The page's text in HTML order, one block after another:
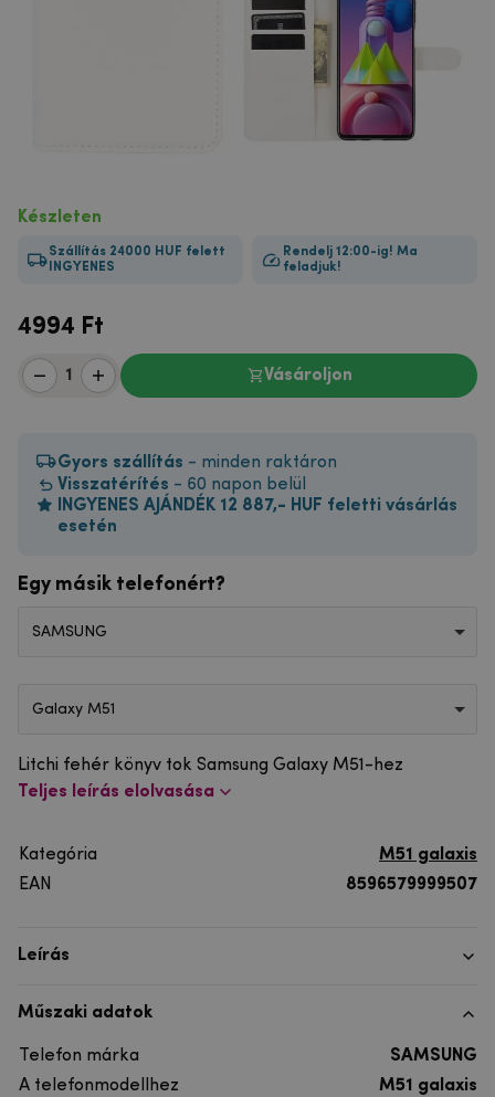
Készleten
Szállítás 24000 HUF felett
INGYENES
Rendelj 12:00-ig! Ma
feladjuk!
4994 Ft
Vásároljon
Gyors szállítás - minden raktáron
Visszatérítés - 60 napon belül
INGYENES AJÁNDÉK 12 887,- HUF feletti vásárlás
esetén
Egy másik telefonért?
SAMSUNG
Galaxy M51
Litchi fehér könyv tok Samsung Galaxy M51-hez
Teljes leírás elolvasása
Kategória
M51 galaxis
EAN
8596579999507
Leírás
Műszaki adatok
Telefon márka
SAMSUNG
A telefonmodellhez
M51 galaxis